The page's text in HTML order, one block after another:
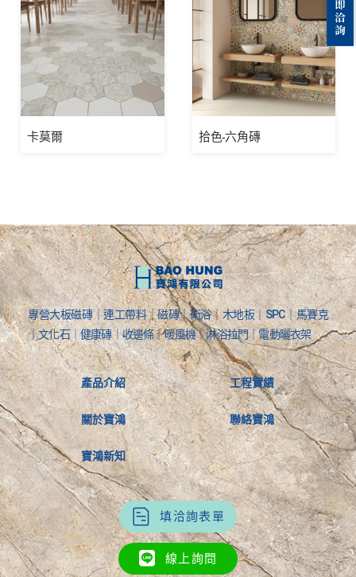
卡莫爾 拾色-六角磚
專營大板磁磚｜連工帶料｜磁磚｜衛浴｜木地板｜SPC｜馬賽克
｜文化石｜健康磚｜收邊條｜暖風機｜淋浴拉門｜電動曬衣架
產品介紹
關於寶鴻
寶鴻新知
工程實績
聯絡寶鴻
填洽詢表單
線上詢問